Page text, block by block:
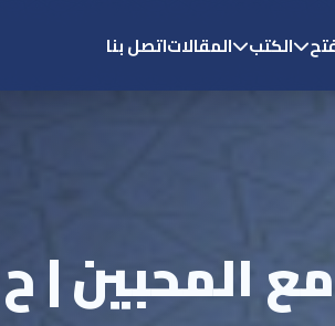
الكتب المقالاتاتصل بنا
المحبين | ح 1